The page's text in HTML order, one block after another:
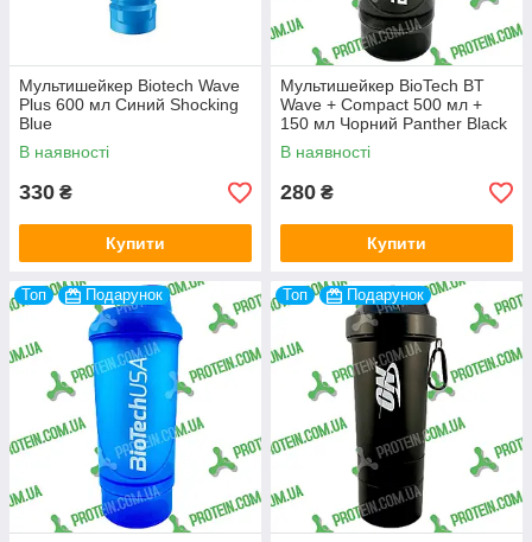
Мультишейкер Biotech Wave
Plus 600 мл Синий Shocking
Blue
В наявності
330 ₴
Купити
Мультишейкер BioTech BT
Wave + Compact 500 мл +
150 мл Чорний Panther Black
В наявності
280 ₴
Купити
Топ Подарунок Топ Подарунок